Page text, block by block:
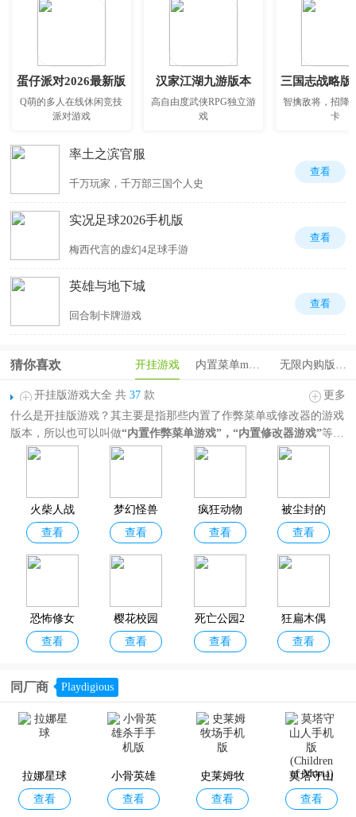
蛋仔派对2026最新版
Q萌的多人在线休闲竞技
派对游戏
汉家江湖九游版本
高自由度武侠RPG独立游
戏
智擒敌将，招降
卡
率土之滨官服
千万玩家，千万部三国个人史
查看
实况足球2026手机版
梅西代言的虚幻4足球手游
查看
英雄与地下城
回合制卡牌游戏
查看
开挂游戏 内置菜单mod版游戏大全 无限内购版游戏
猜你喜欢
开挂版游戏大全 共 37 款
更多
什么是开挂版游戏？其主要是指那些内置了作弊菜单或修改器的游戏
版本，所以也可以叫做“内置作弊菜单游戏”，“内置修改器游戏”等，
在这里家可以通过这些工具获得各种游戏内的优势，如无限货币、技
版、躺平摸鱼mod作弊菜单最新版、樱花校园模拟器内置菜单版、可
口的披萨美味的披萨内置修改器破解版等，题材玩法囊括地牢、赛
车、枪战、塔防等，感兴趣的朋友欢迎分享收藏！
火柴人战
争遗产内
置功能菜
查看
梦幻怪兽
破解版无
限钻石
查看
疯狂动物
园内置作
弊菜单版
查看
被尘封的
故事破解
版内置修
查看
恐怖修女
无限99999
查看
樱花校园
模拟器内
查看
死亡公园2
内置MOD
查看
狂扁木偶
人2全武器
查看
饥饿鲨进
内置修改
器
超级飞侠
乐迪加速
破解版
查看
战魂铭人
内置功能
菜单版
查看
南极洲88
号破解版
查看
同厂商 Playdigious
拉娜星球
查看
小骨英雄
杀手手机
查看
史莱姆牧
场手机版
查看
莫塔守山
人手机版
查看